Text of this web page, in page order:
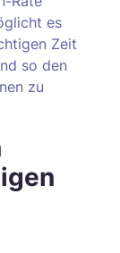
es
Zeit
so den
zu